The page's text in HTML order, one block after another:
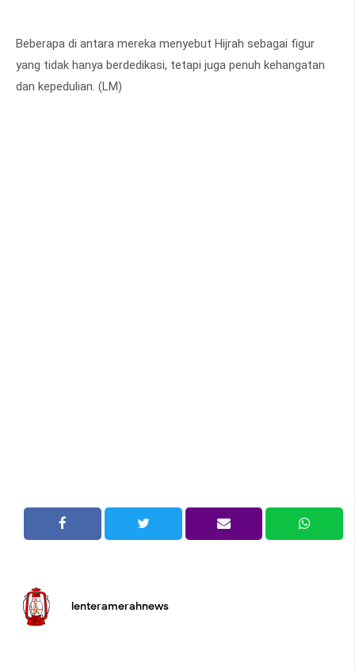
Beberapa di antara mereka menyebut Hijrah sebagai figur
yang tidak hanya berdedikasi, tetapi juga penuh kehangatan
dan kepedulian. (LM)
lenteramerahnews